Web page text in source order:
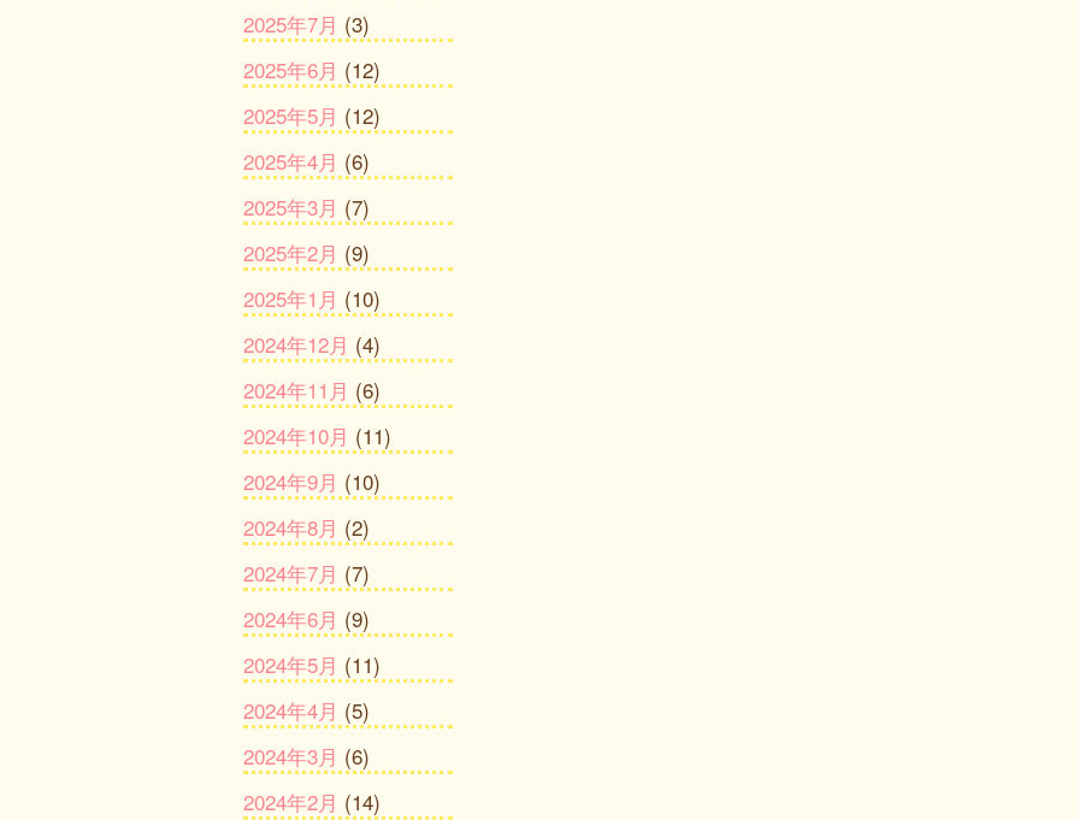
2025年7月 (3)
2025年6月 (12)
2025年5月 (12)
2025年4月 (6)
2025年3月 (7)
2025年2月 (9)
2025年1月 (10)
2024年12月 (4)
2024年11月 (6)
2024年10月 (11)
2024年9月 (10)
2024年8月 (2)
2024年7月 (7)
2024年6月 (9)
2024年5月 (11)
2024年4月 (5)
2024年3月 (6)
2024年2月 (14)